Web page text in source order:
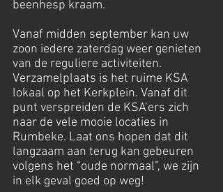
beenhesp kraam.
Vanaf midden september kan uw
zoon iedere zaterdag weer genieten
van de reguliere activiteiten.
Verzamelplaats is het ruime KSA
lokaal op het Kerkplein. Vanaf dit
punt verspreiden de KSA’ers zich
naar de vele mooie locaties in
Rumbeke. Laat ons hopen dat dit
langzaam aan terug kan gebeuren
volgens het “oude normaal”, we zijn
in elk geval goed op weg!